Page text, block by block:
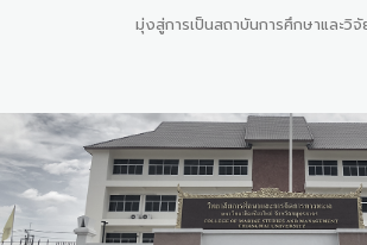
มุ่งสู่การเป็นสถาบันการศึกษาและวิจั